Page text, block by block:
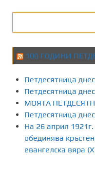
100 ГОДИНИ
Петдесятница
Петдесятница
МОЯТА
Петдесятница
На 26 април
обединява
евангелска вяра